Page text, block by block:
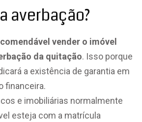
averbação?
vender o imóvel
da quitação. Isso porque
a existência de garantia em
financeira.
e imobiliárias normalmente
esteja com a matrícula